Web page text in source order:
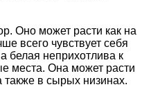
Оно может расти как на
всего чувствует себя
белая неприхотлива к
места. Она может расти
также в сырых низинах.